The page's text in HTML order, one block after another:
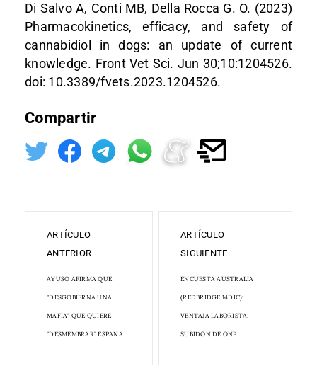
Di Salvo A, Conti MB, Della Rocca G. O. (2023)
Pharmacokinetics, efficacy, and safety of
cannabidiol in dogs: an update of current
knowledge. Front Vet Sci. Jun 30;10:1204526.
doi: 10.3389/fvets.2023.1204526.
Compartir
ARTÍCULO
ANTERIOR
AYUSO AFIRMA QUE
"DESGOBIERNA UNA
MAFIA" QUE QUIERE
"DESMEMBRAR" ESPAÑA
ARTÍCULO
SIGUIENTE
ENCUESTA AUSTRALIA
(REDBRIDGE 14DIC):
VENTAJA LABORISTA,
SUBIDÓN DE ONP